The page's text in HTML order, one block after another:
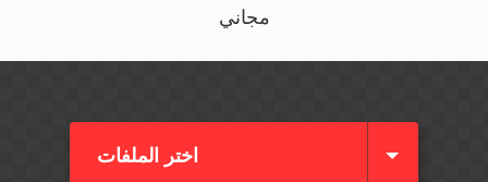
مجاني
اختر الملفات